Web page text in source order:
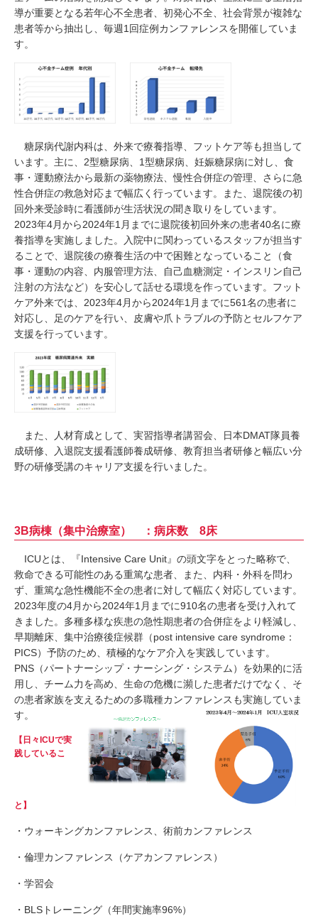
導が重要となる若年心不全患者、初発心不全、社会背景が複雑な
患者等から抽出し、毎週1回症例カンファレンスを開催していま
す。
糖尿病代謝内科は、外来で療養指導、フットケア等も担当して
います。主に、2型糖尿病、1型糖尿病、妊娠糖尿病に対し、食
事・運動療法から最新の薬物療法、慢性合併症の管理、さらに急
性合併症の救急対応まで幅広く行っています。また、退院後の初
回外来受診時に看護師が生活状況の聞き取りをしています。
2023年4月から2024年1月までに退院後初回外来の患者40名に療
養指導を実施しました。入院中に関わっているスタッフが担当す
ることで、退院後の療養生活の中で困難となっていること（食
事・運動の内容、内服管理方法、自己血糖測定・インスリン自己
注射の方法など）を安心して話せる環境を作っています。フット
ケア外来では、2023年4月から2024年1月までに561名の患者に
対応し、足のケアを行い、皮膚や爪トラブルの予防とセルフケア
支援を行っています。
また、人材育成として、実習指導者講習会、日本DMAT隊員養
成研修、入退院支援看護師養成研修、教育担当者研修と幅広い分
野の研修受講のキャリア支援を行いました。
3B病棟（集中治療室） ：病床数 8床
ICUとは、『Intensive Care Unit』の頭文字をとった略称で、
救命できる可能性のある重篤な患者、また、内科・外科を問わ
ず、重篤な急性機能不全の患者に対して幅広く対応しています。
2023年度の4月から2024年1月までに910名の患者を受け入れて
きました。多種多様な疾患の急性期患者の合併症をより軽減し、
早期離床、集中治療後症候群（post intensive care syndrome：
PICS）予防のため、積極的なケア介入を実践しています。
PNS（パートナーシップ・ナーシング・システム）を効果的に活
用し、チーム力を高め、生命の危機に瀕した患者だけでなく、そ
の患者家族を支えるための多職種カンファレンスも実施していま
す。
【日々ICUで実
践しているこ
と】
・ウォーキングカンファレンス、術前カンファレンス
・倫理カンファレンス（ケアカンファレンス）
・学習会
・BLSトレーニング（年間実施率96%）